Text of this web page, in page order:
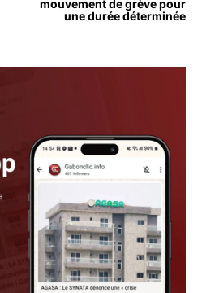
mouvement de grève pour
une durée déterminée